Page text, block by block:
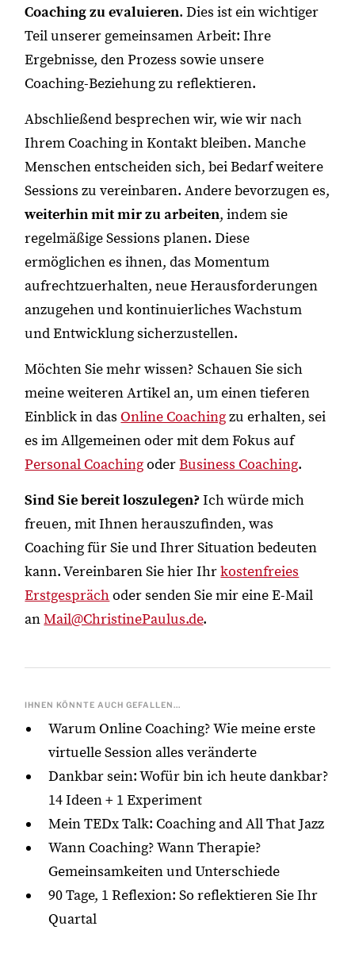
Coaching zu evaluieren. Dies ist ein wichtiger
Teil unserer gemeinsamen Arbeit: Ihre
Ergebnisse, den Prozess sowie unsere
Coaching-Beziehung zu reflektieren.
Abschließend besprechen wir, wie wir nach
Ihrem Coaching in Kontakt bleiben. Manche
Menschen entscheiden sich, bei Bedarf weitere
Sessions zu vereinbaren. Andere bevorzugen es,
weiterhin mit mir zu arbeiten, indem sie
regelmäßige Sessions planen. Diese
ermöglichen es ihnen, das Momentum
aufrechtzuerhalten, neue Herausforderungen
anzugehen und kontinuierliches Wachstum
und Entwicklung sicherzustellen.
Möchten Sie mehr wissen? Schauen Sie sich
meine weiteren Artikel an, um einen tieferen
Einblick in dasOnline Coachingzu erhalten, sei
es im Allgemeinen oder mit dem Fokus auf
Personal CoachingoderBusiness Coaching.
Sind Sie bereit loszulegen?Ich würde mich
freuen, mit Ihnen herauszufinden, was
Coaching für Sie und Ihrer Situation bedeuten
kann. Vereinbaren Sie hier Ihrkostenfreies
Erstgesprächoder senden Sie mir eine E-Mail
anMail@ChristinePaulus.de.
IHNEN KÖNNTE AUCH GEFALLEN...
Warum Online Coaching? Wie meine erste
virtuelle Session alles veränderte
Dankbar sein: Wofür bin ich heute dankbar?
14 Ideen + 1 Experiment
Mein TEDx Talk: Coaching and All That Jazz
Wann Coaching? Wann Therapie?
Gemeinsamkeiten und Unterschiede
90 Tage, 1 Reflexion: So reflektieren Sie Ihr
Quartal